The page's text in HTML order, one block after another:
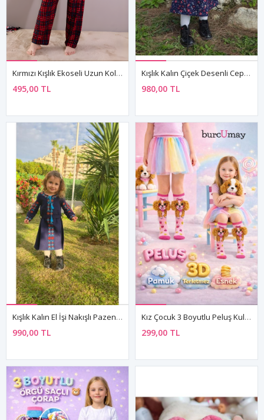
Kırmızı Kışlık Ekoseli Uzun Kol Düğmeli Kız Erkek Çocuk Pijama Takımı
495,00 TL
Kışlık Kalın Çiçek Desenli Cepli Pazen Kumaş Bebe Yaka Lacivert Kız Çocuk Elbise
980,00 TL
Kışlık Kalın El İşi Nakışlı Pazen Kumaş Uzun Kol Püsküllü Lacivert Kız Çocuk Elbise
990,00 TL
Kız Çocuk 3 Boyutlu Peluş Kulaklı Sevimli Köpek Desenli Dizaltı Pembe Çorap
299,00 TL